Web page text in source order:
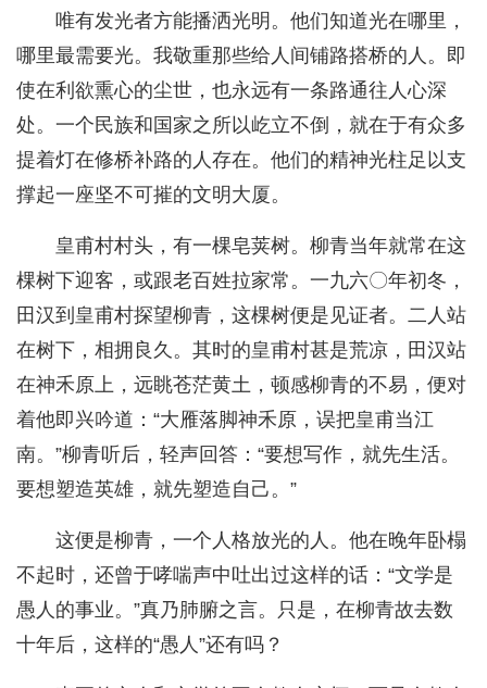
唯有发光者方能播洒光明。他们知道光在哪里，
哪里最需要光。我敬重那些给人间铺路搭桥的人。即
使在利欲熏心的尘世，也永远有一条路通往人心深
处。一个民族和国家之所以屹立不倒，就在于有众多
提着灯在修桥补路的人存在。他们的精神光柱足以支
撑起一座坚不可摧的文明大厦。
皇甫村村头，有一棵皂荚树。柳青当年就常在这
棵树下迎客，或跟老百姓拉家常。一九六〇年初冬，
田汉到皇甫村探望柳青，这棵树便是见证者。二人站
在树下，相拥良久。其时的皇甫村甚是荒凉，田汉站
在神禾原上，远眺苍茫黄土，顿感柳青的不易，便对
着他即兴吟道：“大雁落脚神禾原，误把皇甫当江
南。”柳青听后，轻声回答：“要想写作，就先生活。
要想塑造英雄，就先塑造自己。”
这便是柳青，一个人格放光的人。他在晚年卧榻
不起时，还曾于哮喘声中吐出过这样的话：“文学是
愚人的事业。”真乃肺腑之言。只是，在柳青故去数
十年后，这样的“愚人”还有吗？